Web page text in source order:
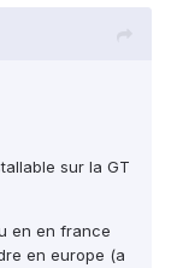
sur la GT
en en france
en europe (a